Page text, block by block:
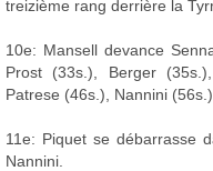
treizième rang derrière la
10e: Mansell devance
Prost (33s.), Berger
Patrese (46s.), Nannini
11e: Piquet se débarrasse
Nannini.